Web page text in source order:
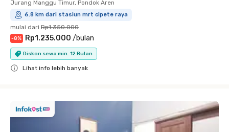
Jurang Manggu Timur, Pondok Aren
6.8 km dari stasiun mrt cipete raya
mulai dari Rp1.350.000
-8% Rp1.235.000 /bulan
Diskon sewa min. 12 Bulan
Lihat info lebih banyak